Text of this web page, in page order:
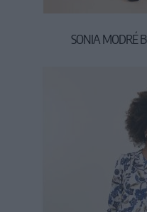
SONIA MODRÉ